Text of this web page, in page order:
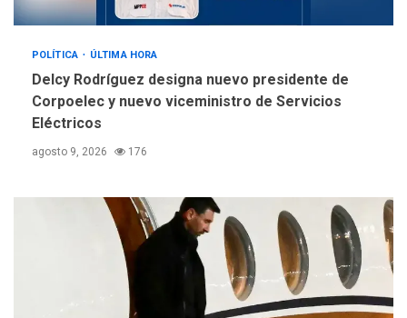
POLÍTICA ÚLTIMA HORA
Delcy Rodríguez designa nuevo presidente de
Corpoelec y nuevo viceministro de Servicios
Eléctricos
agosto 9, 2026 176